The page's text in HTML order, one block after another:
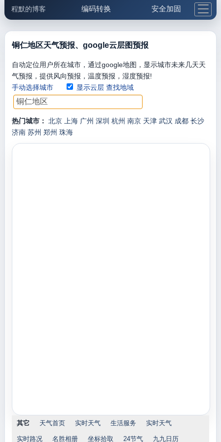
程默的博客 编码转换 安全加固
邮件工具 生活便民
5.1支付宝大红包
铜仁地区天气预报、google云层图预报
自动定位用户所在城市，通过google地图，显示城市未来几天天
气预报，提供风向预报，温度预报，湿度预报!
手动选择城市
显示云层 查找地域
热门城市： 北京 上海 广州 深圳 杭州 南京 天津 武汉 成都 长沙
济南 苏州 郑州 珠海
其它 天气首页 实时天气 生活服务 实时天气
实时路况 名胜相册 坐标拾取 24节气 九九日历